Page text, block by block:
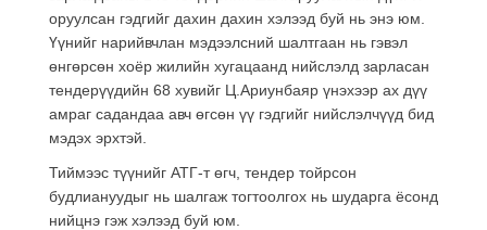
оруулсан гэдгийг дахин дахин хэлээд буй нь энэ юм.
Үүнийг нарийвчлан мэдээлсний шалтгаан нь гэвэл
өнгөрсөн хоёр жилийн хугацаанд нийслэлд зарласан
тендерүүдийн 68 хувийг Ц.Ариунбаяр үнэхээр ах дүү
амраг садандаа авч өгсөн үү гэдгийг нийслэлчүүд бид
мэдэх эрхтэй.
Тиймээс түүнийг АТГ-т өгч, тендер тойрсон
будлиануудыг нь шалгаж тогтоолгох нь шударга ёсонд
нийцнэ гэж хэлээд буй юм.